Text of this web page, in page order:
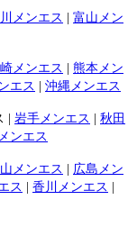
メンエス | 富山メン
メンエス | 熊本メン
エス | 沖縄メンエス
| 岩手メンエス | 秋田
ンエス
メンエス | 広島メン
ス | 香川メンエス |